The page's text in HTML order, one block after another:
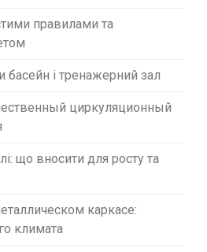
правилами та
басейн і тренажерний зал
циркуляционный
що вносити для росту та
каркасе:
климата